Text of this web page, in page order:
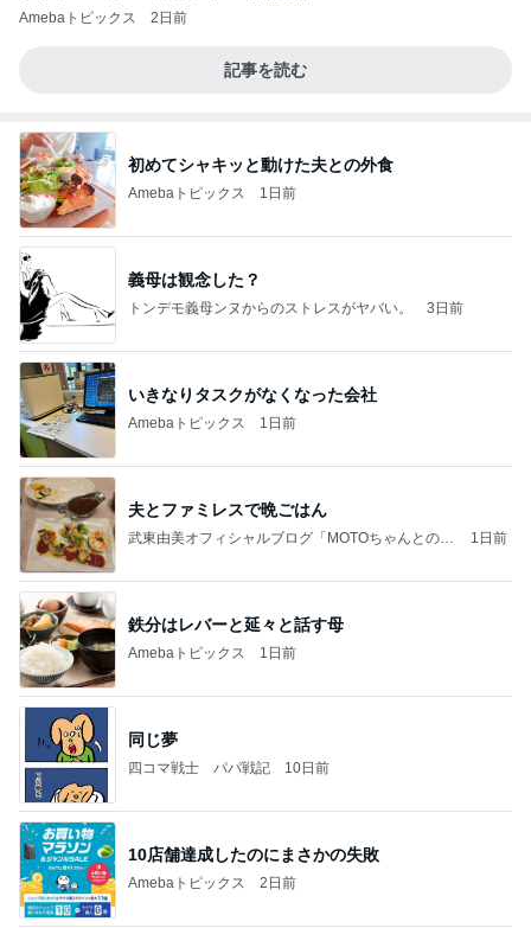
Amebaトピックス 2日前
記事を読む
初めてシャキッと動けた夫との外食
Amebaトピックス 1日前
義母は観念した？
トンデモ義母ンヌからのストレスがヤバい。 3日前
いきなりタスクがなくなった会社
Amebaトピックス 1日前
夫とファミレスで晩ごはん
武東由美オフィシャルブログ「MOTOちゃんとのは
1日前
鉄分はレバーと延々と話す母
Amebaトピックス 1日前
同じ夢
四コマ戦士 パパ戦記 10日前
10店舗達成したのにまさかの失敗
Amebaトピックス 2日前